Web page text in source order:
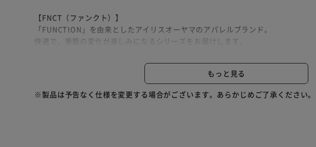
【FNCT（ファンクト）】
「FUNCTION」を由来としたアイリスオーヤマのアパレルブランド。
快適で、季節の変化が楽しみになるシリーズをお届けします。
Point．1：全裏面あったかフリース
裏地は暖かい空気を含んで逃がさないフリース素材。
ファスナーの後ろに布を付けることで隙間から風が入りにくいデザインに。
もっと見る
※製品は予告なく仕様を変更する場合がございます。あらかじめご了承ください。